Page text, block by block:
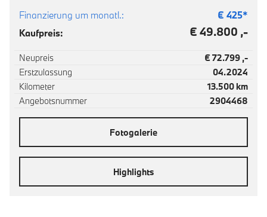
Finanzierung um monatl.: € 425*
Kaufpreis:
€ 49.800 ,-
Neupreis
€ 72.799 ,-
Erstzulassung
04.2024
Kilometer
13.500 km
Angebotsnummer
2904468
Fotogalerie
Highlights